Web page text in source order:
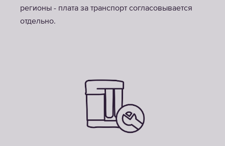
регионы - плата за транспорт согласовывается
отдельно.